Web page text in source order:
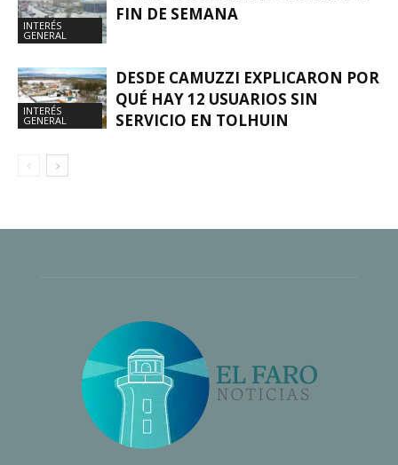
INTERÉS
GENERAL
FIN DE SEMANA
INTERÉS
GENERAL
DESDE CAMUZZI EXPLICARON POR
QUÉ HAY 12 USUARIOS SIN
SERVICIO EN TOLHUIN